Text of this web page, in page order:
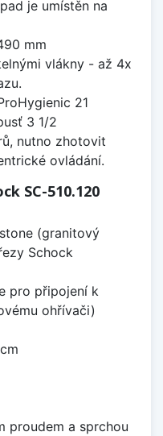
je umístěn na
mm
vlákny - až 4x
21
3 1/2
nutno zhotovit
ovládání.
SC-510.120
(granitový
Schock
pro připojení k
ohřívači)
proudem a sprchou